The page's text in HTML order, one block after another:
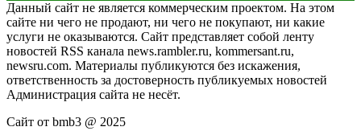
Данный сайт не является коммерческим проектом. На этом
сайте ни чего не продают, ни чего не покупают, ни какие
услуги не оказываются. Сайт представляет собой ленту
новостей RSS канала news.rambler.ru, kommersant.ru,
newsru.com. Материалы публикуются без искажения,
ответственность за достоверность публикуемых новостей
Администрация сайта не несёт.
Сайт от bmb3 @ 2025